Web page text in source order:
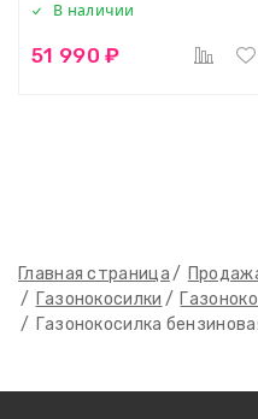
Главная страница
Газонокосилки
Газонокосилка
В наличии
51 990 ₽